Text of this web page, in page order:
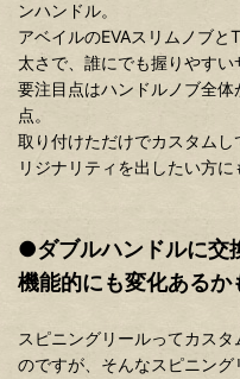
ンハンドル。
アベイルのEVAスリムノブ
太さで、誰にでも握りやすい
要注目点はハンドルノブ全
点。
取り付けただけでカスタム
リジナリティを出したい方に
●ダブルハンドルに交
機能的にも変化あるか
スピニングリールってカス
のですが、そんなスピニン